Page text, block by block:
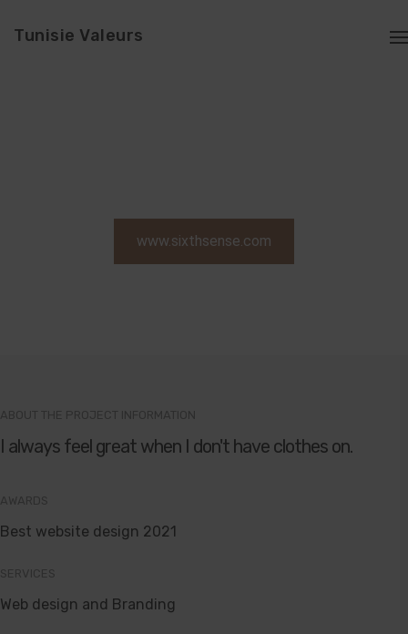
Tunisie Valeurs
www.sixthsense.com
I always feel great when I don't have clothes on.
Best website design 2021
Web design and Branding